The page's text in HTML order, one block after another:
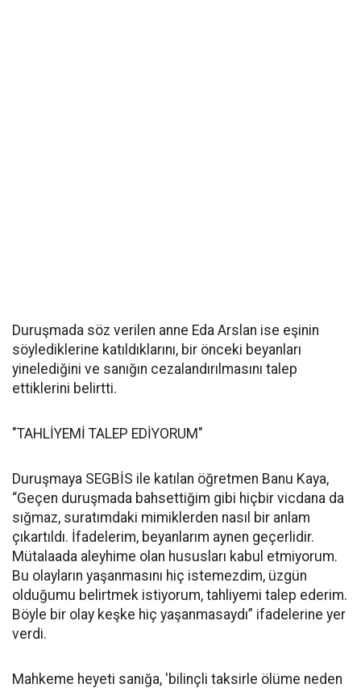
Duruşmada söz verilen anne Eda Arslan ise eşinin
söylediklerine katıldıklarını, bir önceki beyanları
yinelediğini ve sanığın cezalandırılmasını talep
ettiklerini belirtti.
"TAHLİYEMİ TALEP EDİYORUM"
Duruşmaya SEGBİS ile katılan öğretmen Banu Kaya,
“Geçen duruşmada bahsettiğim gibi hiçbir vicdana da
sığmaz, suratımdaki mimiklerden nasıl bir anlam
çıkartıldı. İfadelerim, beyanlarım aynen geçerlidir.
Mütalaada aleyhime olan hususları kabul etmiyorum.
Bu olayların yaşanmasını hiç istemezdim, üzgün
olduğumu belirtmek istiyorum, tahliyemi talep ederim.
Böyle bir olay keşke hiç yaşanmasaydı” ifadelerine yer
verdi.
Mahkeme heyeti sanığa, 'bilinçli taksirle ölüme neden